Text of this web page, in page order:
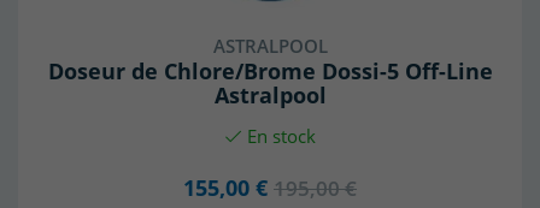
ASTRALPOOL
Doseur de Chlore/Brome Dossi-5 Off-Line
Astralpool
En stock
155,00 € 195,00 €